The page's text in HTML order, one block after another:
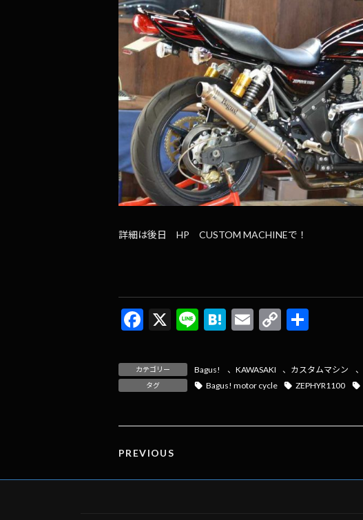
詳細は後日 HP CUSTOM MACHINEで！
F
e
b
o
k
X
Li
e
H
e
n
E
ai
l
C
p
y
n
カテゴリー Bagus! 、 KAWASAKI 、 カスタムマシン 、
タグ Bagus! motor cycle ZEPHYR1100
PREVIOUS